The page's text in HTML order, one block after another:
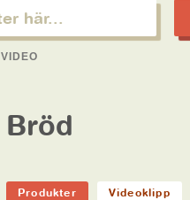
VIDEO
Bröd
Produkter Videoklipp